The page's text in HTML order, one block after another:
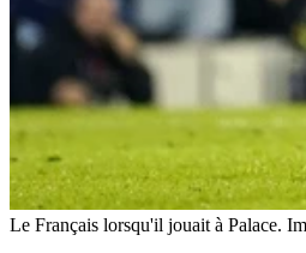
Le Français lorsqu'il jouait à Palace.